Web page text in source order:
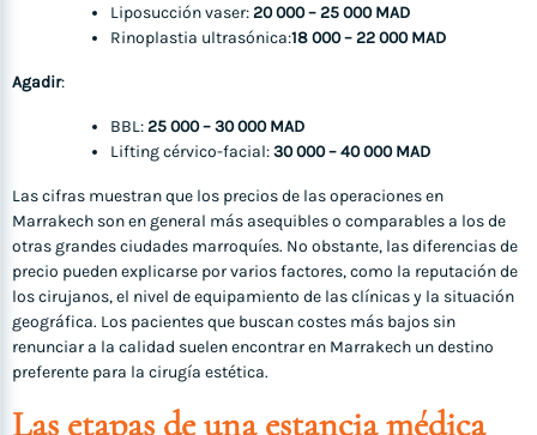
Liposucción vaser:20 000 – 25 000 MAD
Rinoplastia ultrasónica:18 000 – 22 000 MAD
Agadir:
BBL:25 000 – 30 000 MAD
Lifting cérvico-facial:30 000 – 40 000 MAD
Las cifras muestran que los precios de las operaciones en
Marrakech son en general más asequibles o comparables a los de
otras grandes ciudades marroquíes. No obstante, las diferencias de
precio pueden explicarse por varios factores, como la reputación de
los cirujanos, el nivel de equipamiento de las clínicas y la situación
geográfica. Los pacientes que buscan costes más bajos sin
renunciar a la calidad suelen encontrar en Marrakech un destino
preferente para la cirugía estética.
Las etapas de una estancia médica